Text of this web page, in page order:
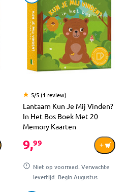
5/5 (1 review)
Lantaarn Kun Je Mij Vinden?
In Het Bos Boek Met 20
Memory Kaarten
9,99
Niet op voorraad. Verwachte
levertijd: Begin Augustus